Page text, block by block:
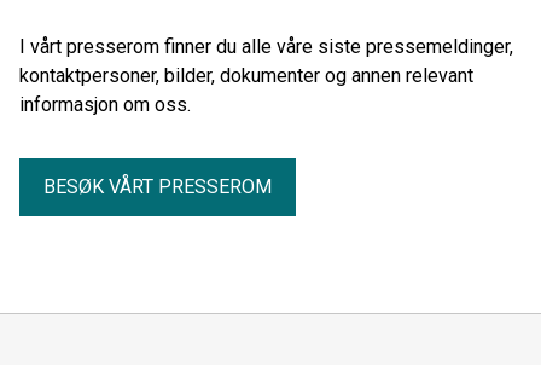
I vårt presserom finner du alle våre siste pressemeldinger,
kontaktpersoner, bilder, dokumenter og annen relevant
informasjon om oss.
BESØK VÅRT PRESSEROM